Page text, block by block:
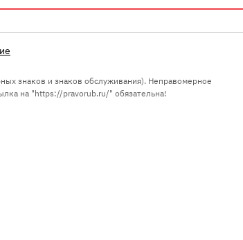
знаков и знаков обслуживания). Неправомерное
на "https://pravorub.ru/" обязательна!